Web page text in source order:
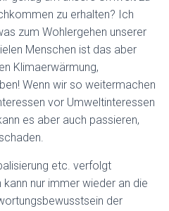
zu erhalten? Ich
zum Wohlergehen unserer
Menschen ist das aber
Klimaerwärmung,
Wenn wir so weitermachen
vor Umweltinteressen
es aber auch passieren,
etc. verfolgt
nur immer wieder an die
der